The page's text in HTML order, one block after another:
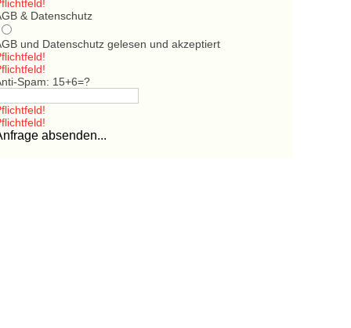
& Datenschutz
und Datenschutz gelesen und akzeptiert
Spam: 15+6=?
absenden...